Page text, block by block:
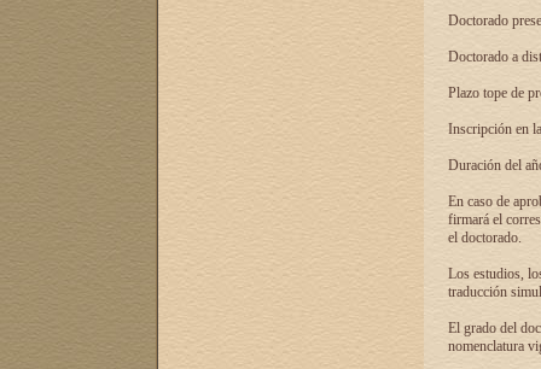
Doctorado
Doctorado a
Plazo tope de
Inscripción en
Duración del
En caso de
firmará el
el doctorado.
Los estudios,
traducción
El grado del
nomenclatura